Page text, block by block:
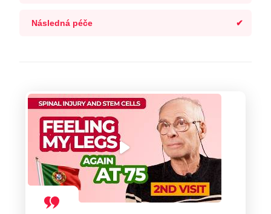
Následná péče